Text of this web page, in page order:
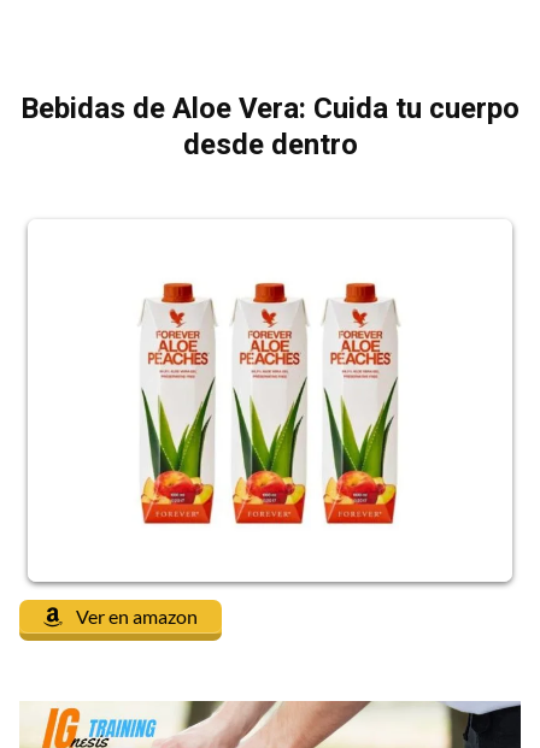
Bebidas de Aloe Vera: Cuida tu cuerpo
desde dentro
Ver en amazon